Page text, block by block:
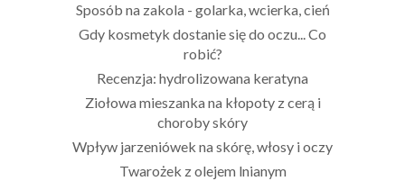
Sposób na zakola - golarka, wcierka, cień
Gdy kosmetyk dostanie się do oczu... Co
robić?
Recenzja: hydrolizowana keratyna
Ziołowa mieszanka na kłopoty z cerą i
choroby skóry
Wpływ jarzeniówek na skórę, włosy i oczy
Twarożek z olejem lnianym